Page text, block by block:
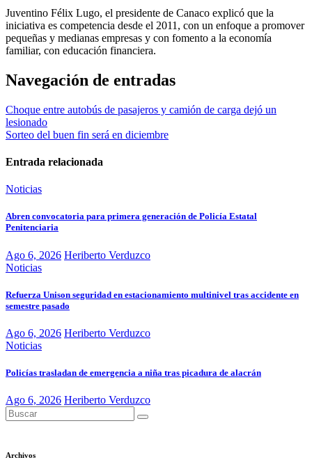
Juventino Félix Lugo, el presidente de Canaco explicó que la
iniciativa es competencia desde el 2011, con un enfoque a promover
pequeñas y medianas empresas y con fomento a la economía
familiar, con educación financiera.
Navegación de entradas
Choque entre autobús de pasajeros y camión de carga dejó un
lesionado
Sorteo del buen fin será en diciembre
Entrada relacionada
Noticias
Abren convocatoria para primera generación de Policía Estatal
Penitenciaria
Ago 6, 2026 Heriberto Verduzco
Noticias
Refuerza Unison seguridad en estacionamiento multinivel tras accidente en
semestre pasado
Ago 6, 2026 Heriberto Verduzco
Noticias
Policías trasladan de emergencia a niña tras picadura de alacrán
Ago 6, 2026 Heriberto Verduzco
Archivos